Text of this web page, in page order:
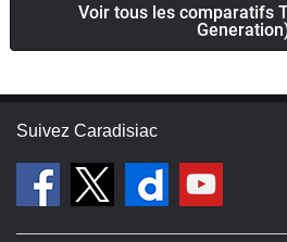
Voir tous les comparatifs
Suivez Caradisiac